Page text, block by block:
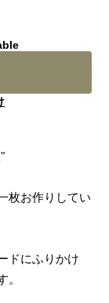
枚お作りしてい
ドにふりかけ
。